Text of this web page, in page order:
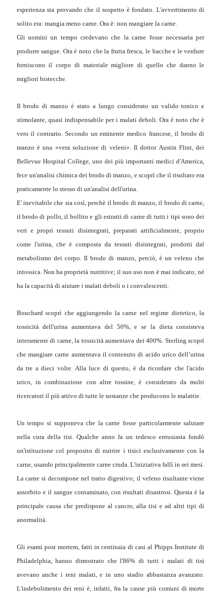
esperienza sta provando che il sospetto è fondato. L'avvertimento di
solito era: mangia meno carne. Ora è: non mangiare la carne.
Gli uomini un tempo credevano che la carne fosse necessaria per
produrre sangue. Ora è noto che la frutta fresca, le bacche e le verdure
forniscono il corpo di materiale migliore di quello che danno le
migliori bistecche.
Il brodo di manzo è stato a lungo considerato un valido tonico e
stimolante, quasi indispensabile per i malati deboli. Ora è noto che è
vero il contrario. Secondo un eminente medico francese, il brodo di
manzo è una «vera soluzione di veleni». Il dottor Austin Flint, dei
Bellevue Hospital College, uno dei più importanti medici d'America,
fece un'analisi chimica dei brodo di manzo, e scoprì che il risultato era
praticamente lo stesso di un'analisi dell'urina.
E' inevitabile che sia così, perchè il brodo di manzo, il brodo di carne,
il brodo di pollo, il bollito e gli estratti di carne di tutti i tipi sono dei
veri e propri tessuti disintegrati, preparati artificialmente, proprio
come l'urina, che è composta da tessuti disintegrati, prodotti dal
metabolismo dei corpo. Il brodo di manzo, perciò, è un veleno che
intossica. Non ha proprietà nutritive; il suo uso non è mai indicato; né
ha la capacità di aiutare i malati deboli o i convalescenti.
Bouchard scoprì che aggiungendo la carne nel regime dietetico, la
tossicità dell'urina aumentava del 50%, e se la dieta consisteva
interamente di carne, la tossicità aumentava dei 400%. Sterling scoprì
che mangiare carne aumentava il contenuto di acido urico dell’urina
da tre a dieci volte. Alla luce di questo, è da ricordare che l'acido
urico, in combinazione con altre tossine, è considerato da molti
ricercatori il più attivo di tutte le sostanze che producono le malattie.
Un tempo si supponeva che la carne fosse particolarmente salutare
nella cura della tisi. Qualche anno fa un tedesco entusiasta fondò
un'istituzione col proposito di nutrire i tisici esclusivamente con la
carne, usando principalmente carne cruda. L'iniziativa fallì in sei mesi.
La carne si decompone nel tratto digestivo; il veleno risultante viene
assorbito e il sangue contaminato, con risultati disastrosi. Questa è la
principale causa che predispone al cancro, alla tisi e ad altri tipi di
anormalità.
Gli esami post mortem, fatti in centinaia di casi al Phipps Institute di
Philadelphia, hanno dimostrato che l'86% di tutti i malati di tisi
avevano anche i reni malati, e in uno stadio abbastanza avanzato.
L'indebolimento dei reni è, infatti, fra la cause più comuni di morte